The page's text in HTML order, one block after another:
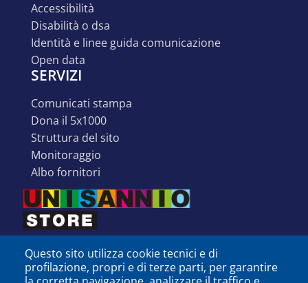
accessibilità
disabilità o dsa
identità e linee guida comunicazione
open data
SERVIZI
comunicati stampa
dona il 5x1000
struttura del sito
monitoraggio
albo fornitori
Questo sito utilizza cookie tecnici e di
profilazione, propri e di terze parti, per garantire